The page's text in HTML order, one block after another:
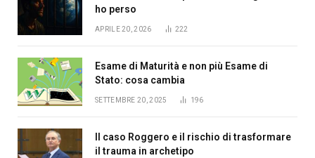
ho perso
APRILE 20, 2026 222
Esame di Maturità e non più Esame di
Stato: cosa cambia
SETTEMBRE 20, 2025 196
Il caso Roggero e il rischio di trasformare
il trauma in archetipo